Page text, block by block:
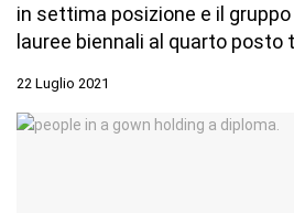
in settima posizione e il
lauree biennali al quarto posto
22 Luglio 2021